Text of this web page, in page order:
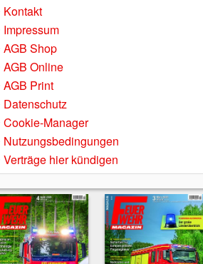
Kontakt
Impressum
AGB Shop
AGB Online
AGB Print
Datenschutz
Cookie-Manager
Nutzungsbedingungen
Verträge hier kündigen